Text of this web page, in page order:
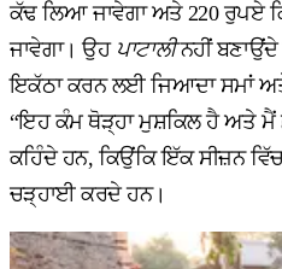
ਕੱਢ ਲਿਆ ਜਾਵੇਗਾ ਅਤੇ 220 ਰੁਪਏ
ਜਾਵੇਗਾ। ਉਹ ਪਾਟਾਲੀਨਹੀਂ
ਇਕੱਠਾ ਕਰਨ ਲਈ ਜਿਆਦਾ ਸਮਾਂ
“ਇਹ ਕੰਮ ਥੋੜ੍ਹਾ ਮੁਸ਼ਕਿਲ ਹੈ ਅਤੇ ਮੈਂ
ਕਹਿੰਦੇ ਹਨ, ਕਿਉਂਕਿ ਇੱਕ ਸੀਜ਼ਨ
ਚੜ੍ਹਾਈ ਕਰਦੇ ਹਨ।